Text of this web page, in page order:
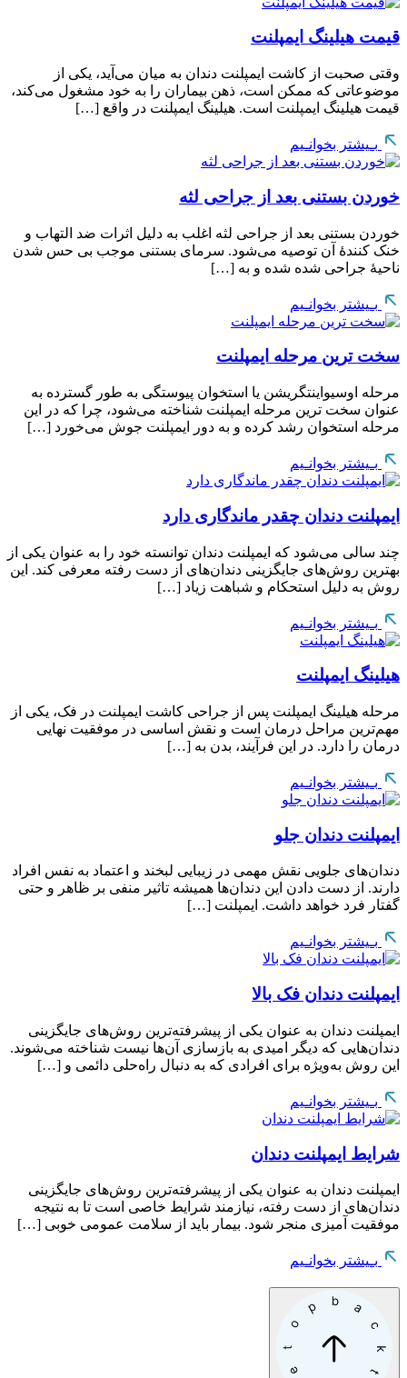
قیمت هیلینگ ایمپلنت
وقتی صحبت از کاشت ایمپلنت دندان به میان می‌آید، یکی از
موضوعاتی که ممکن است، ذهن بیماران را به خود مشغول می‌کند،
قیمت هیلینگ ایمپلنت است. هیلینگ ایمپلنت در واقع […]
بـیشتر بخوانـیم
خوردن بستنی بعد از جراحی لثه
خوردن بستنی بعد از جراحی لثه اغلب به دلیل اثرات ضد التهاب و
خنک کنندۀ آن توصیه می‌شود. سرمای بستنی موجب بی حس شدن
ناحیۀ جراحی شده شده و به […]
بـیشتر بخوانـیم
سخت ترین مرحله ایمپلنت
مرحله اوسیواینتگریشن یا استخوان پیوستگی به طور گسترده به
عنوان سخت ترین مرحله ایمپلنت شناخته می‌شود، چرا که در این
مرحله استخوان رشد کرده و به دور ایمپلنت جوش می‌خورد […]
بـیشتر بخوانـیم
ایمپلنت دندان چقدر ماندگاری دارد
چند سالی می‌شود که ایمپلنت دندان توانسته خود را به عنوان یکی از
بهترین روش‌های جایگزینی دندان‌های از دست رفته معرفی کند. این
روش به دلیل استحکام و شباهت زیاد […]
بـیشتر بخوانـیم
هیلینگ ایمپلنت
مرحله هیلینگ ایمپلنت پس از جراحی کاشت ایمپلنت در فک، یکی از
مهم‌ترین مراحل درمان است و نقش اساسی در موفقیت نهایی
درمان را دارد. در این فرآیند، بدن به […]
بـیشتر بخوانـیم
ایمپلنت دندان جلو
دندان‌های جلویی نقش مهمی در زیبایی لبخند و اعتماد به نفس افراد
دارند. از دست دادن این دندان‌ها همیشه تاثیر منفی بر ظاهر و حتی
گفتار فرد خواهد داشت. ایمپلنت […]
بـیشتر بخوانـیم
ایمپلنت دندان فک بالا
ایمپلنت دندان به عنوان یکی از پیشرفته‌ترین روش‌های جایگزینی
دندان‌هایی که دیگر امیدی به بازسازی آن‌ها نیست شناخته می‌شوند.
این روش به‌ویژه برای افرادی که به دنبال راه‌حلی دائمی و […]
بـیشتر بخوانـیم
شرایط ایمپلنت دندان
ایمپلنت دندان به عنوان یکی از پیشرفته‌ترین روش‌های جایگزینی
دندان‌های از دست رفته، نیازمند شرایط خاصی است تا به نتیجه
موفقیت آمیزی منجر شود. بیمار باید از سلامت عمومی خوبی […]
بـیشتر بخوانـیم